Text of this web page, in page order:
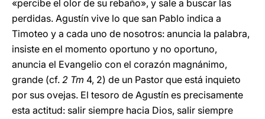
«percibe el olor de su rebaño», y sale a buscar las
perdidas. Agustín vive lo que san Pablo indica a
Timoteo y a cada uno de nosotros: anuncia la palabra,
insiste en el momento oportuno y no oportuno,
anuncia el Evangelio con el corazón magnánimo,
grande (cf. 2 Tm 4, 2) de un Pastor que está inquieto
por sus ovejas. El tesoro de Agustín es precisamente
esta actitud: salir siempre hacia Dios, salir siempre